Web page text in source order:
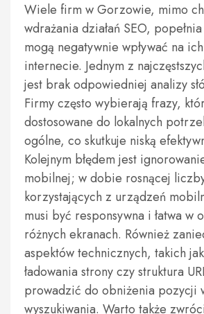
Wiele firm w Gorzowie, mimo
wdrażania działań SEO,
mogą negatywnie wpływać na
internecie. Jednym z
jest brak odpowiedniej analizy
Firmy często wybierają frazy,
dostosowane do lokalnych
ogólne, co skutkuje niską
Kolejnym błędem jest
mobilnej; w dobie rosnącej
korzystających z urządzeń
musi być responsywna i łatwa w
różnych ekranach. Również
aspektów technicznych, takich
ładowania strony czy struktura
prowadzić do obniżenia pozycji
wyszukiwania. Warto także